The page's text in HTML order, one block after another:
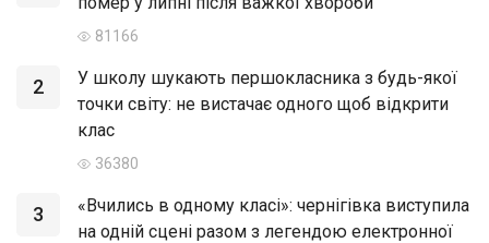
81166
2
У школу шукають першокласника з будь-якої
точки світу: не вистачає одного щоб відкрити
клас
36380
3
«Вчились в одному класі»: чернігівка виступила
на одній сцені разом з легендою електронної